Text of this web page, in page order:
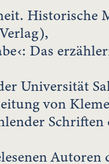
Historische
Das
Universität
von
Autoren